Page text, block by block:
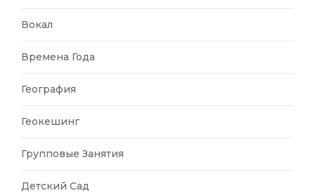
Вокал
Времена Года
География
Геокешинг
Групповые Занятия
Детский Сад